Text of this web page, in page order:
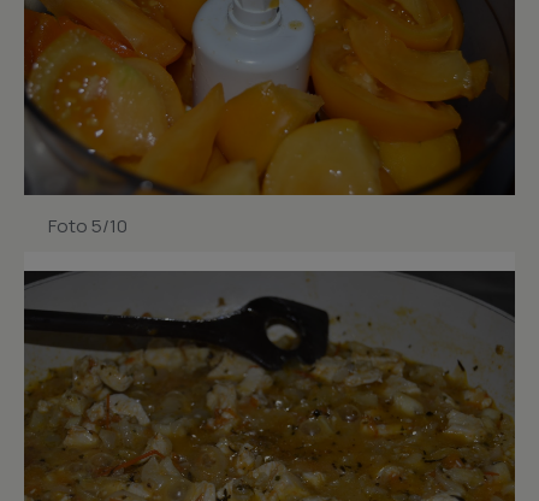
Foto 5/10